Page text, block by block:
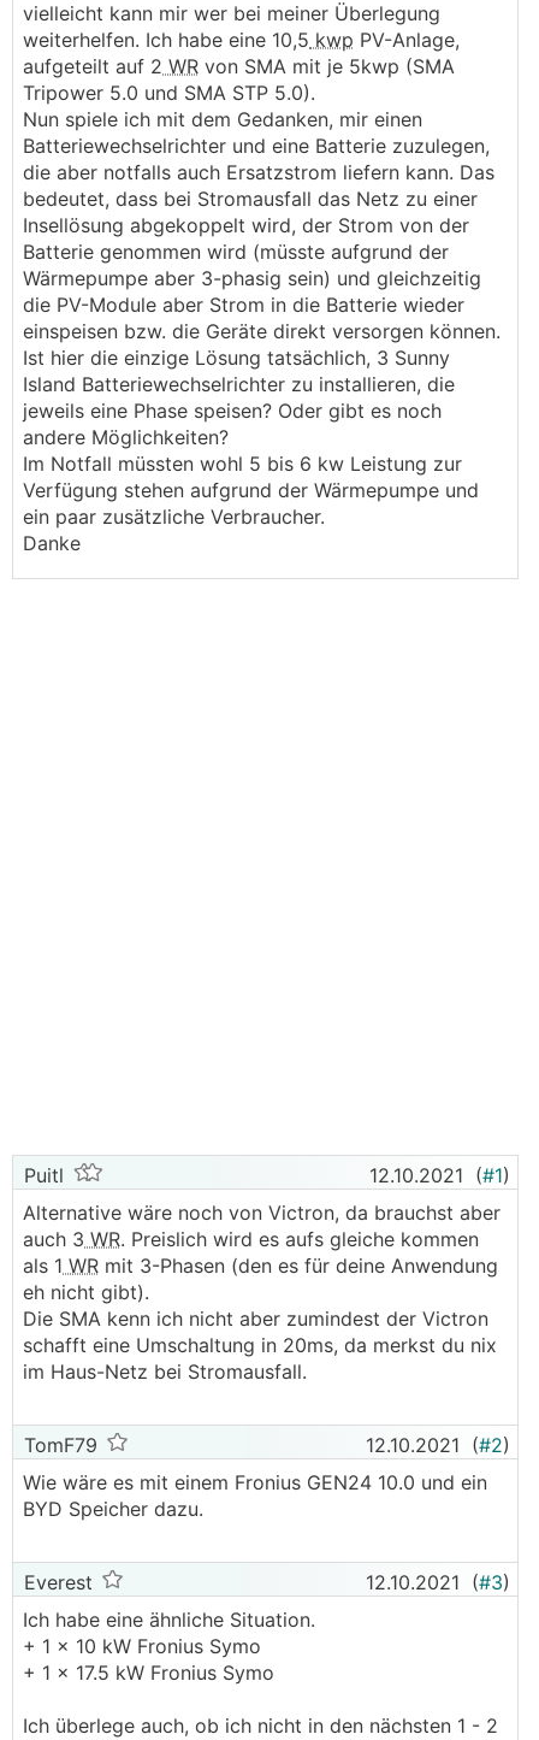
vielleicht kann mir wer bei meiner Überlegung
weiterhelfen. Ich habe eine 10,5 kwp PV-Anlage,
aufgeteilt auf 2 WR von SMA mit je 5kwp (SMA
Tripower 5.0 und SMA STP 5.0).
Nun spiele ich mit dem Gedanken, mir einen
Batteriewechselrichter und eine Batterie zuzulegen,
die aber notfalls auch Ersatzstrom liefern kann. Das
bedeutet, dass bei Stromausfall das Netz zu einer
Insellösung abgekoppelt wird, der Strom von der
Batterie genommen wird (müsste aufgrund der
Wärmepumpe aber 3-phasig sein) und gleichzeitig
die PV-Module aber Strom in die Batterie wieder
einspeisen bzw. die Geräte direkt versorgen können.
Ist hier die einzige Lösung tatsächlich, 3 Sunny
Island Batteriewechselrichter zu installieren, die
jeweils eine Phase speisen? Oder gibt es noch
andere Möglichkeiten?
Im Notfall müssten wohl 5 bis 6 kw Leistung zur
Verfügung stehen aufgrund der Wärmepumpe und
ein paar zusätzliche Verbraucher.
Danke
Puitl 12.10.2021 (#1)
Alternative wäre noch von Victron, da brauchst aber
auch 3 WR. Preislich wird es aufs gleiche kommen
als 1 WR mit 3-Phasen (den es für deine Anwendung
eh nicht gibt).
Die SMA kenn ich nicht aber zumindest der Victron
schafft eine Umschaltung in 20ms, da merkst du nix
im Haus-Netz bei Stromausfall.
TomF79 12.10.2021 (#2)
Wie wäre es mit einem Fronius GEN24 10.0 und ein
BYD Speicher dazu.
Everest 12.10.2021 (#3)
Ich habe eine ähnliche Situation.
+ 1 x 10 kW Fronius Symo
+ 1 x 17.5 kW Fronius Symo
Ich überlege auch, ob ich nicht in den nächsten 1 - 2